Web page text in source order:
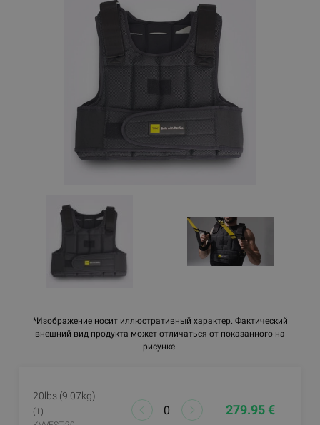
*Изображение носит иллюстративный характер. Фактический
внешний вид продукта может отличаться от показанного на
рисунке.
20lbs (9.07kg)
(1)
279.95 €